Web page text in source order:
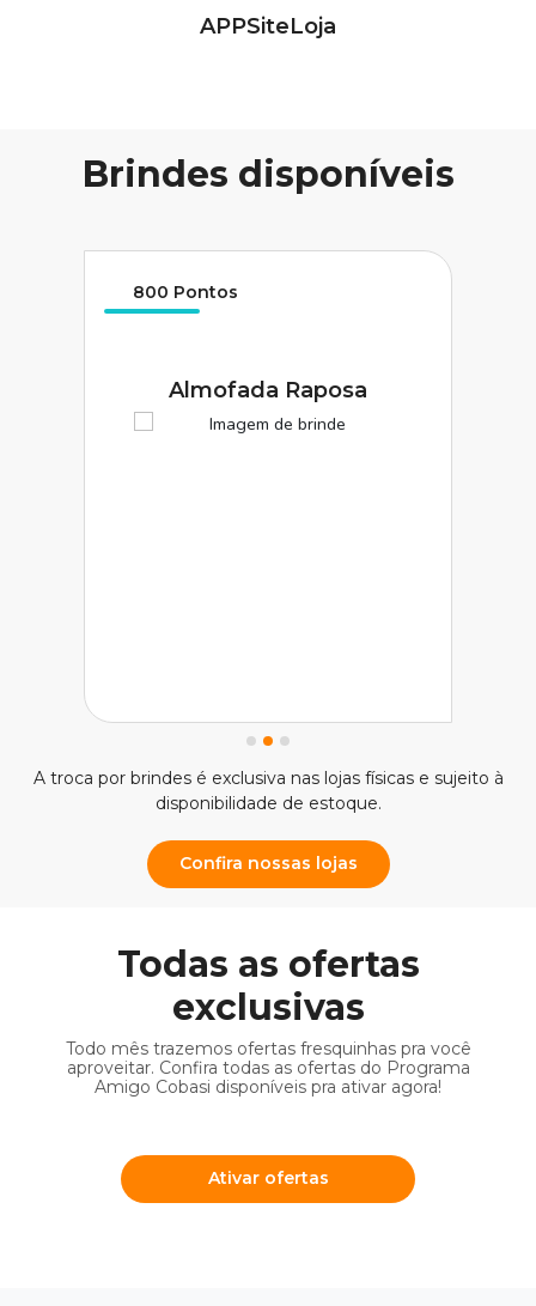
APPSiteLoja
Brindes disponíveis
800 Pontos
Almofada Raposa
A troca por brindes é exclusiva nas lojas físicas e sujeito à
disponibilidade de estoque.
Confira nossas lojas
Todas as ofertas
exclusivas
Todo mês trazemos ofertas fresquinhas pra você
aproveitar. Confira todas as ofertas do Programa
Amigo Cobasi disponíveis pra ativar agora!
Ativar ofertas